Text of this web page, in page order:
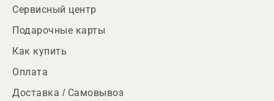
Сервисный центр
Подарочные карты
Как купить
Оплата
Доставка / Самовывоз